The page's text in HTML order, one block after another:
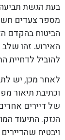
בעת הגשת
מספר צעדים
הביטוח בהקדם
האירוע. זהו שלב
להוביל לדחיית
לאחר מכן, יש
וכתיבת תיאור
של דיירים
הנזק. התיעוד
ויבטיח